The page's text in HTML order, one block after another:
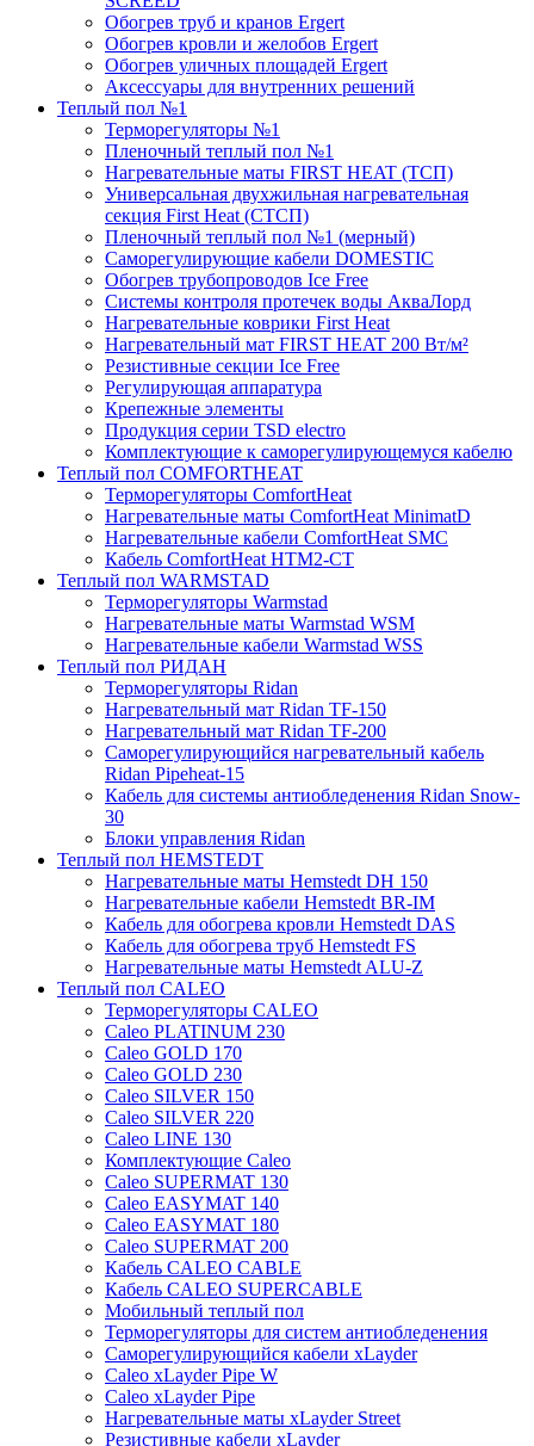
Обогрев труб и кранов Ergert
Обогрев кровли и желобов Ergert
Обогрев уличных площадей Ergert
Аксессуары для внутренних решений
Теплый пол №1
Терморегуляторы №1
Пленочный теплый пол №1
Нагревательные маты FIRST HEAT (ТСП)
Универсальная двухжильная нагревательная
секция First Heat (СТСП)
Пленочный теплый пол №1 (мерный)
Саморегулирующие кабели DOMESTIC
Обогрев трубопроводов Ice Free
Системы контроля протечек воды АкваЛорд
Нагревательные коврики First Heat
Нагревательный мат FIRST HEAT 200 Вт/м²
Резистивные секции Ice Free
Регулирующая аппаратура
Крепежные элементы
Продукция серии TSD electro
Комплектующие к саморегулирующемуся кабелю
Теплый пол COMFORTHEAT
Терморегуляторы ComfortHeat
Нагревательные маты ComfortHeat MinimatD
Нагревательные кабели ComfortHeat SMC
Кабель ComfortHeat HTM2-CT
Теплый пол WARMSTAD
Терморегуляторы Warmstad
Нагревательные маты Warmstad WSM
Нагревательные кабели Warmstad WSS
Теплый пол РИДАН
Терморегуляторы Ridan
Нагревательный мат Ridan TF-150
Нагревательный мат Ridan TF-200
Саморегулирующийся нагревательный кабель
Ridan Pipeheat-15
Кабель для системы антиобледенения Ridan Snow-
30
Блоки управления Ridan
Теплый пол HEMSTEDT
Нагревательные маты Hemstedt DH 150
Нагревательные кабели Hemstedt BR-IM
Кабель для обогрева кровли Hemstedt DAS
Кабель для обогрева труб Hemstedt FS
Нагревательные маты Hemstedt ALU-Z
Теплый пол CALEO
Терморегуляторы CALEO
Caleo PLATINUM 230
Caleo GOLD 170
Caleo GOLD 230
Caleo SILVER 150
Caleo SILVER 220
Caleo LINE 130
Комплектующие Caleo
Caleo SUPERMAT 130
Caleo EASYMAT 140
Caleo EASYMAT 180
Caleo SUPERMAT 200
Кабель CALEO CABLE
Кабель CALEO SUPERCABLE
Мобильный теплый пол
Терморегуляторы для систем антиобледенения
Саморегулирующийся кабели xLayder
Caleo xLayder Pipe W
Caleo xLayder Pipe
Нагревательные маты xLayder Street
Резистивные кабели xLayder